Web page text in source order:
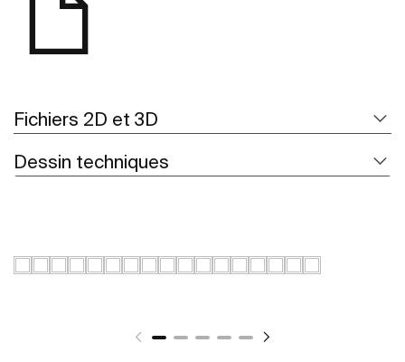
Fichiers 2D et 3D
Dessin techniques